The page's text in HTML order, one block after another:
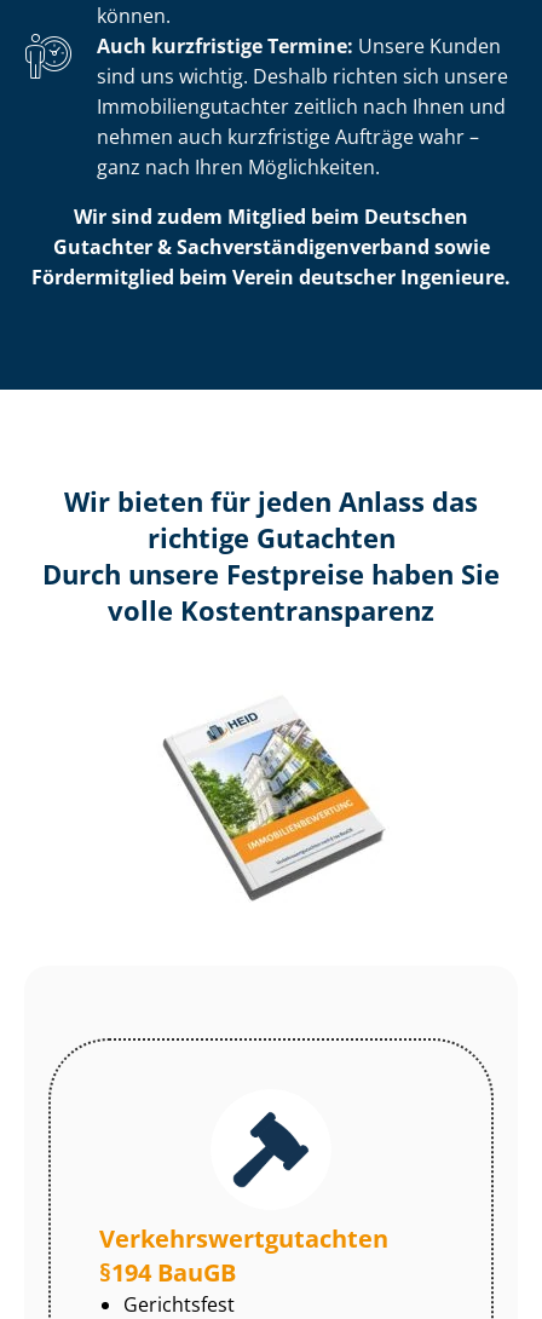
können.
Auch kurzfristige Termine: Unsere Kunden
sind uns wichtig. Deshalb richten sich unsere
Im­mo­bi­li­en­gut­ach­ter zeitlich nach Ihnen und
nehmen auch kurzfristige Aufträge wahr –
ganz nach Ihren Möglichkeiten.
Wir sind zudem Mitglied beim Deutschen
Gutachter & Sach­ver­stän­di­gen­ver­band sowie
Fördermitglied beim Verein deutscher Ingenieure.
Wir bieten für jeden Anlass das
richtige Gutachten
Durch unsere Festpreise haben Sie
volle Kosten­transparenz
Ver­kehrs­wert­gut­ach­ten
§194 BauGB
Gerichtsfest